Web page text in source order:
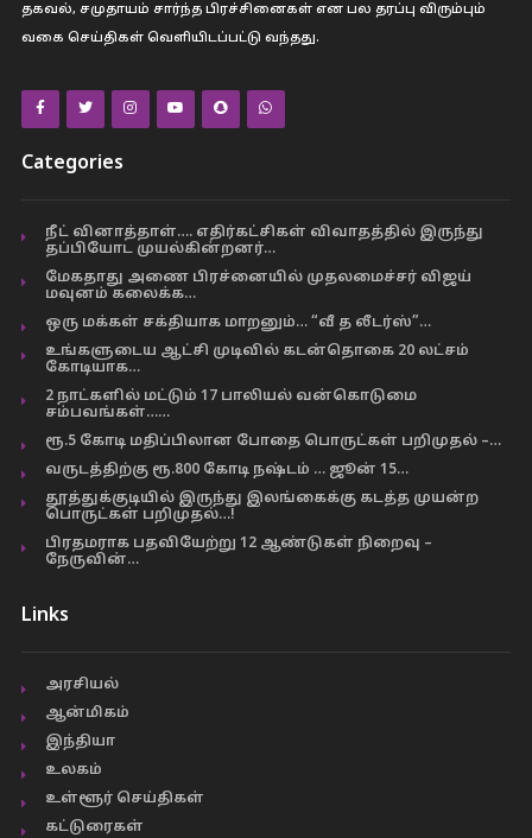
தகவல், சமுதாயம் சார்ந்த பிரச்சினைகள் என பல தரப்பு விரும்பும்
வகை செய்திகள் வெளியிடப்பட்டு வந்தது.
Categories
நீட் வினாத்தாள்…. எதிர்கட்சிகள் விவாதத்தில் இருந்து
தப்பியோட முயல்கின்றனர்…
மேகதாது அணை பிரச்னையில் முதலமைச்சர் விஜய்
மவுனம் கலைக்க…
ஒரு மக்கள் சக்தியாக மாறனும்… “வீ த லீடர்ஸ்”…
உங்களுடைய ஆட்சி முடிவில் கடன்தொகை 20 லட்சம்
கோடியாக…
2 நாட்களில் மட்டும் 17 பாலியல் வன்கொடுமை
சம்பவங்கள்……
ரூ.5 கோடி மதிப்பிலான போதை பொருட்கள் பறிமுதல் –…
வருடத்திற்கு ரூ.800 கோடி நஷ்டம் … ஜூன் 15…
தூத்துக்குடியில் இருந்து இலங்கைக்கு கடத்த முயன்ற
பொருட்கள் பறிமுதல்…!
பிரதமராக பதவியேற்று 12 ஆண்டுகள் நிறைவு –
நேருவின்…
Links
அரசியல்
ஆன்மிகம்
இந்தியா
உலகம்
உள்ளூர் செய்திகள்
கட்டுரைகள்